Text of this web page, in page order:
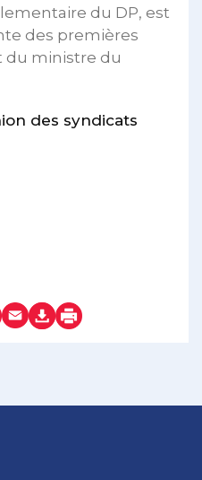
du DP, est
des premières
du ministre du
des syndicats